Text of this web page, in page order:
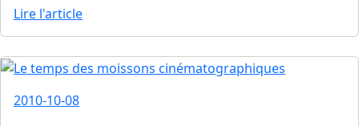
Lire l'article
2010-10-08